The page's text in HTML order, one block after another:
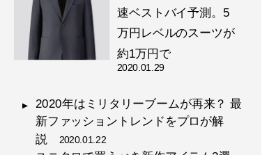
『幸服論――人生は服で簡単
に変えられる』
自信は服で簡単につくること
速ベストバイ予測。5
万円レベルのスーツが
約1万円で
2020.01.29
2020年はミリタリーブームが再来？ 最
新ファッショントレンドをプロが解
説 2020.01.22